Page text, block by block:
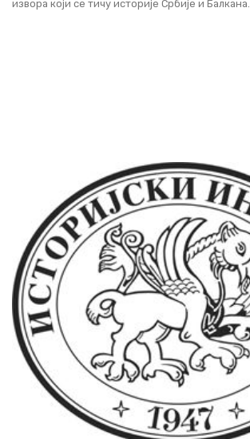
извора који се тичу историје Србије и Балкана.